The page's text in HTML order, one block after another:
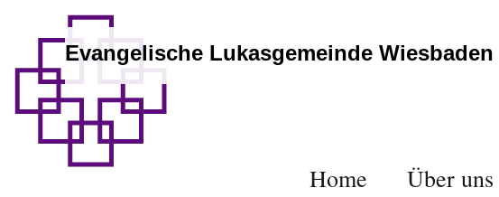
Evangelische Lukasgemeinde Wiesbaden
Home Über uns